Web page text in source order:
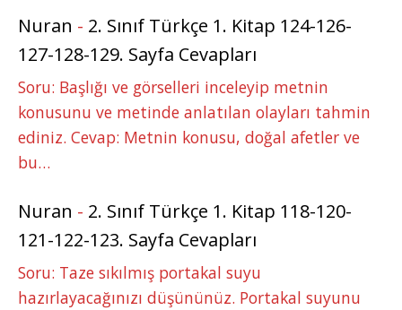
Nuran - 2. Sınıf Türkçe 1. Kitap 124-126-
127-128-129. Sayfa Cevapları
Soru: Başlığı ve görselleri inceleyip metnin
konusunu ve metinde anlatılan olayları tahmin
ediniz. Cevap: Metnin konusu, doğal afetler ve
bu…
Nuran - 2. Sınıf Türkçe 1. Kitap 118-120-
121-122-123. Sayfa Cevapları
Soru: Taze sıkılmış portakal suyu
hazırlayacağınızı düşününüz. Portakal suyunu